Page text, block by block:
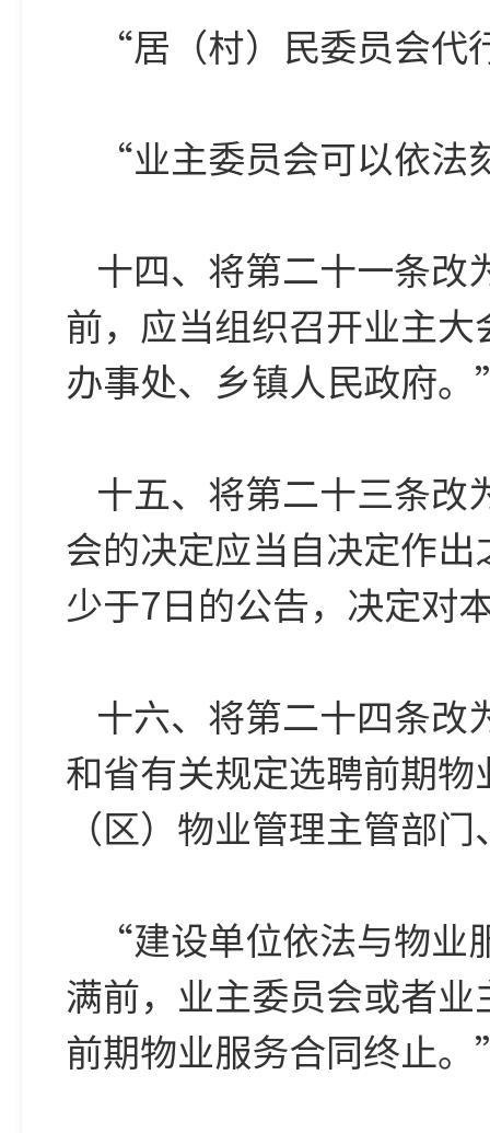
“居（村）民委员会
“业主委员会可以依
十四、将第二十一条
前，应当组织召开业主
办事处、乡镇人民政府
十五、将第二十三条
会的决定应当自决定作
少于7日的公告，决定对
十六、将第二十四条
和省有关规定选聘前期
（区）物业管理主管部
“建设单位依法与物
满前，业主委员会或者
前期物业服务合同终止